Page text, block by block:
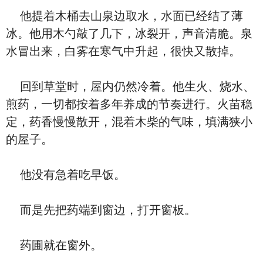
他提着木桶去山泉边取水，水面已经结了薄
冰。他用木勺敲了几下，冰裂开，声音清脆。泉
水冒出来，白雾在寒气中升起，很快又散掉。
回到草堂时，屋内仍然冷着。他生火、烧水、
煎药，一切都按着多年养成的节奏进行。火苗稳
定，药香慢慢散开，混着木柴的气味，填满狭小
的屋子。
他没有急着吃早饭。
而是先把药端到窗边，打开窗板。
药圃就在窗外。